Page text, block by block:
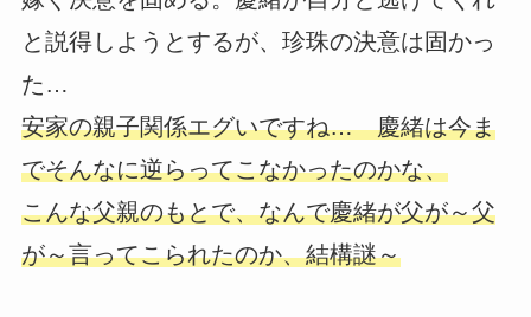
と説得しようとするが、珍珠の決意は固かっ
た…
安家の親子関係エグいですね… 慶緒は今ま
でそんなに逆らってこなかったのかな、
こんな父親のもとで、なんで慶緒が父が～父
が～言ってこられたのか、結構謎～